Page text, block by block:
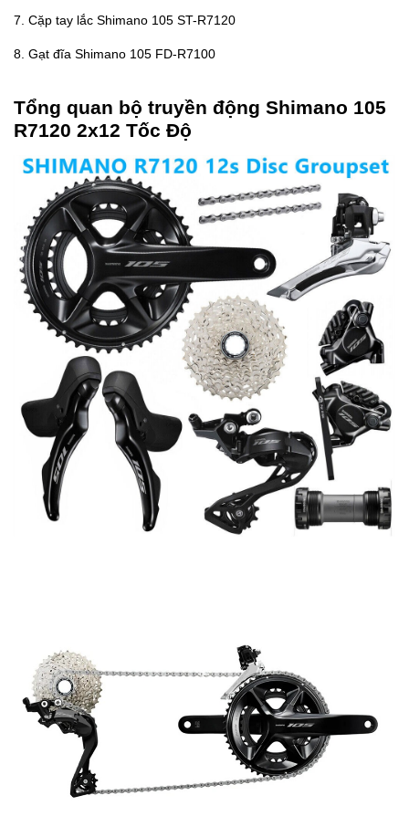
7. Cặp tay lắc Shimano 105 ST-R7120
8. Gạt đĩa Shimano 105 FD-R7100
Tổng quan bộ truyền động Shimano 105
R7120 2x12 Tốc Độ